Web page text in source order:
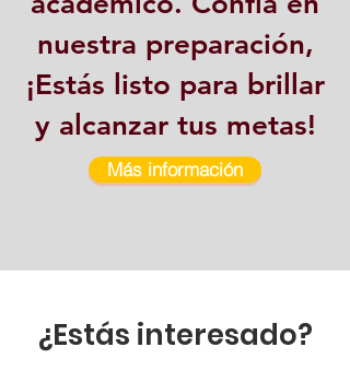
nuestra preparación,
¡Estás listo para brillar
y alcanzar tus metas!
Más información
¿Estás interesado?